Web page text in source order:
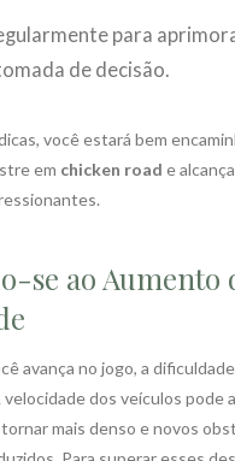
para
de decisão.
você estará bem
em chicken road e
se ao Aumento
avança no jogo, a
dos veículos pode
mais denso e novos